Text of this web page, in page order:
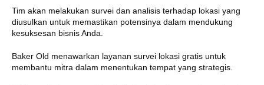
Tim akan melakukan survei dan analisis terhadap lokasi yang
diusulkan untuk memastikan potensinya dalam mendukung
kesuksesan bisnis Anda.
Baker Old menawarkan layanan survei lokasi gratis untuk
membantu mitra dalam menentukan tempat yang strategis.